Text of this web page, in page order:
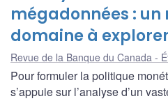
mégadonnées : un
domaine à explorer
Revue de la Banque du Canada -
Pour formuler la politique
s’appuie sur l’analyse d’un